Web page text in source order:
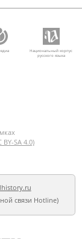
Национальный корпус
русского языка
SA 4.0)
связи Hotline)